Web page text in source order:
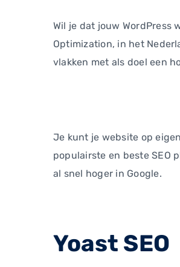
Wil je dat jouw WordPress
Optimization, in het
vlakken met als doel een
Je kunt je website op
populairste en beste SEO
al snel hoger in Google.
Yoast SEO